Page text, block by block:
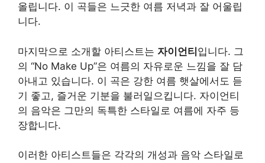
올립니다. 이 곡들은 느긋한 여름 저녁과 잘 어울립
니다.
마지막으로 소개할 아티스트는 자이언티입니다. 그
의 “No Make Up”은 여름의 자유로운 느낌을 잘 담
아내고 있습니다. 이 곡은 강한 여름 햇살에서도 듣
기 좋고, 즐거운 기분을 불러일으킵니다. 자이언티
의 음악은 그만의 독특한 스타일로 여름에 자주 등
장합니다.
이러한 아티스트들은 각각의 개성과 음악 스타일로